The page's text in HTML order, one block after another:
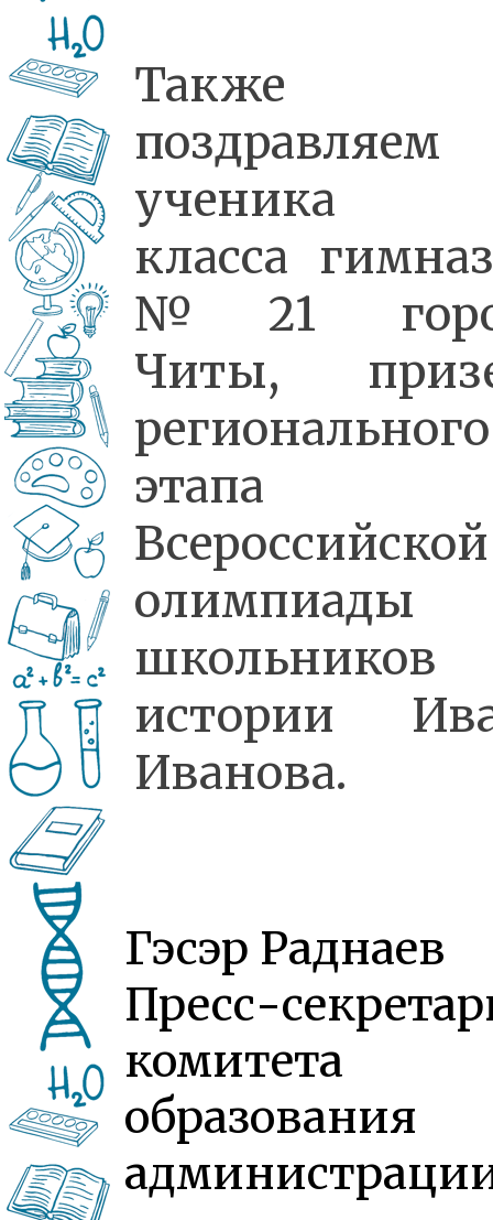
Также
поздравляем
ученика
класса
№21
Читы,
регионального
этапа
Всероссийской
олимпиады
школьников
истории
Иванова.
Гэсэр Раднаев
Пресс-
комитета
образования